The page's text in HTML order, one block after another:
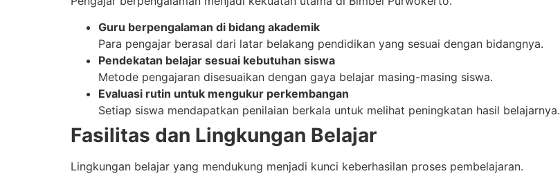
Guru berpengalaman di bidang akademik
Para pengajar berasal dari latar belakang pendidikan yang sesuai dengan bidangnya.
Pendekatan belajar sesuai kebutuhan siswa
Metode pengajaran disesuaikan dengan gaya belajar masing-masing siswa.
Evaluasi rutin untuk mengukur perkembangan
Setiap siswa mendapatkan penilaian berkala untuk melihat peningkatan hasil belajarnya.
Fasilitas dan Lingkungan Belajar
Lingkungan belajar yang mendukung menjadi kunci keberhasilan proses pembelajaran.